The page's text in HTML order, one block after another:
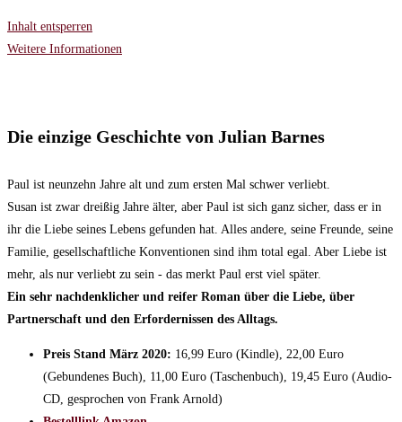
Inhalt entsperren
Weitere Informationen
Die einzige Geschichte von Julian Barnes
Paul ist neunzehn Jahre alt und zum ersten Mal schwer verliebt.
Susan ist zwar dreißig Jahre älter, aber Paul ist sich ganz sicher, dass er in
ihr die Liebe seines Lebens gefunden hat. Alles andere, seine Freunde, seine
Familie, gesellschaftliche Konventionen sind ihm total egal. Aber Liebe ist
mehr, als nur verliebt zu sein - das merkt Paul erst viel später.
Ein sehr nachdenklicher und reifer Roman über die Liebe, über
Partnerschaft und den Erfordernissen des Alltags.
Preis Stand März 2020: 16,99 Euro (Kindle), 22,00 Euro
(Gebundenes Buch), 11,00 Euro (Taschenbuch), 19,45 Euro (Audio-
CD, gesprochen von Frank Arnold)